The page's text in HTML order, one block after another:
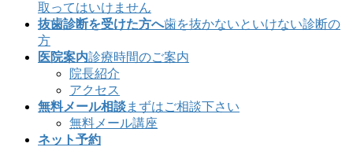
取ってはいけません
抜歯診断を受けた方へ歯を抜かないといけない診断の
方
医院案内診療時間のご案内
院長紹介
アクセス
無料メール相談まずはご相談下さい
無料メール講座
ネット予約